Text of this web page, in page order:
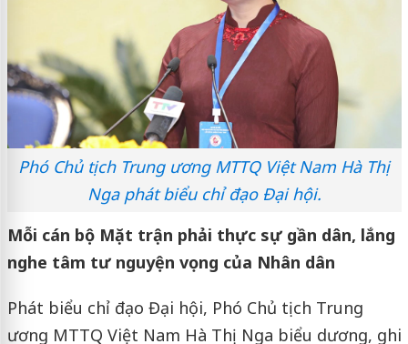
Phó Chủ tịch Trung ương MTTQ Việt Nam Hà Thị
Nga phát biểu chỉ đạo Đại hội.
Mỗi cán bộ Mặt trận phải thực sự gần dân, lắng
nghe tâm tư nguyện vọng của Nhân dân
Phát biểu chỉ đạo Đại hội, Phó Chủ tịch Trung
ương MTTQ Việt Nam Hà Thị Nga biểu dương, ghi